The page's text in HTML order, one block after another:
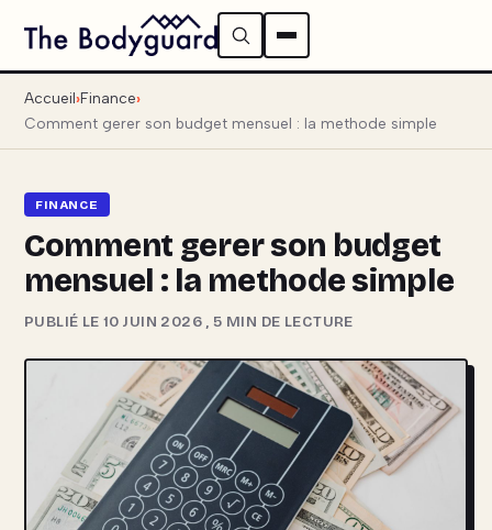
Accueil Finance
Comment gerer son budget mensuel : la methode simple
FINANCE
Comment gerer son budget
mensuel : la methode simple
PUBLIÉ LE 10 JUIN 2026 , 5 MIN DE LECTURE